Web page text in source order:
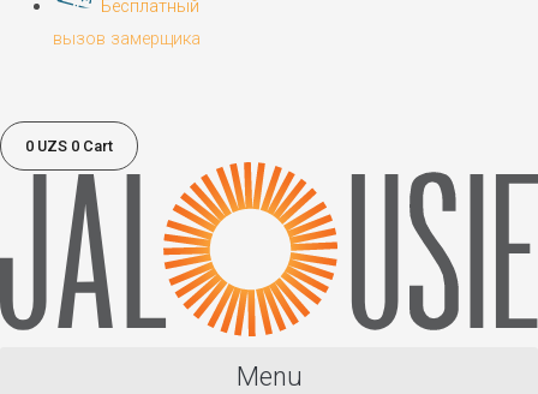
Бесплатный
вызов замерщика
0 UZS 0 Cart
Menu